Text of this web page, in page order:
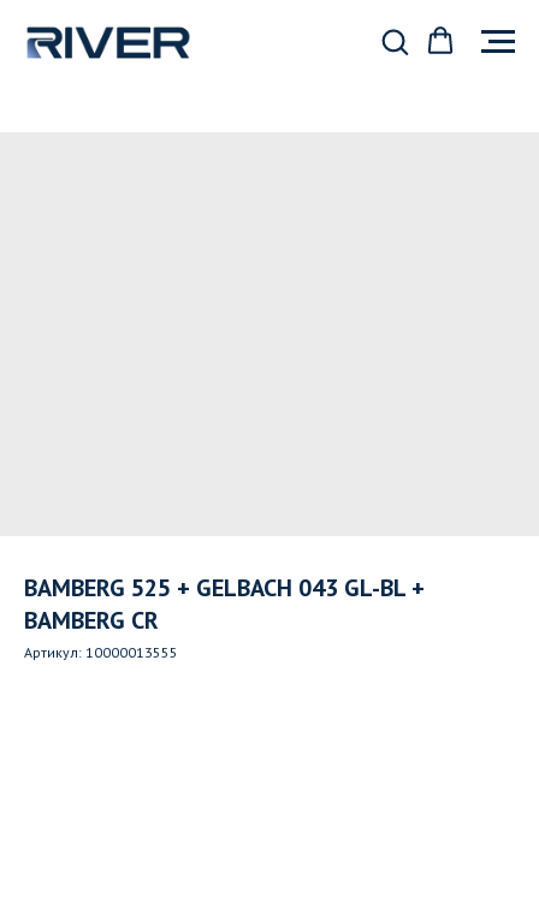
BAMBERG 525 + GELBACH 043 GL-BL +
BAMBERG CR
Артикул: 10000013555